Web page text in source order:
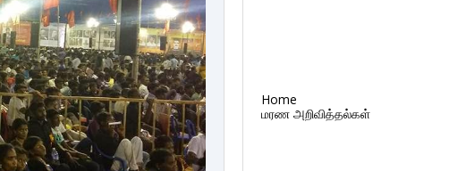
Home
மரண அறிவித்தல்கள்